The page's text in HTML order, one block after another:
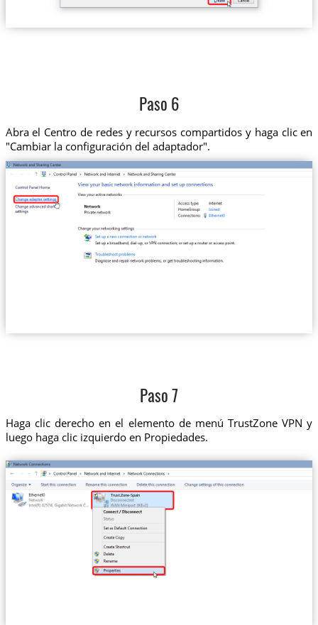
Paso 6
Abra el Centro de redes y recursos compartidos y haga clic en
"Cambiar la configuración del adaptador".
Paso 7
Haga clic derecho en el elemento de menú TrustZone VPN y
luego haga clic izquierdo en Propiedades.
Trust.Zone-Spain